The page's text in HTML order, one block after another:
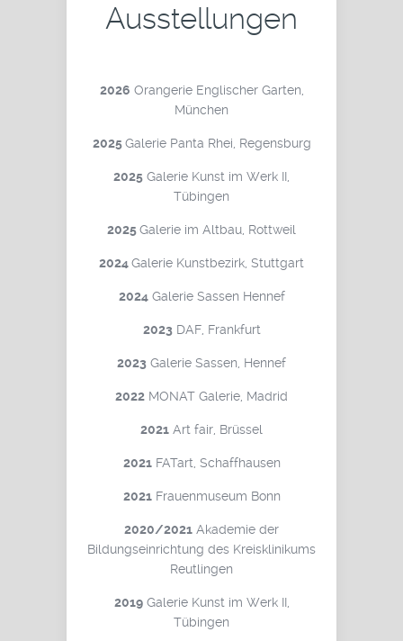
Ausstellungen
2026 Orangerie Englischer Garten,
München
2025Galerie Panta Rhei, Regensburg
2025 Galerie Kunst im Werk II,
Tübingen
2025Galerie im Altbau, Rottweil
2024Galerie Kunstbezirk, Stuttgart
2024Galerie Sassen Hennef
2023DAF, Frankfurt
2023 Galerie Sassen, Hennef
2022 MONAT Galerie, Madrid
2021 Art fair, Brüssel
2021FATart, Schaffhausen
2021Frauenmuseum Bonn
2020/2021 Akademie der
Bildungseinrichtung des Kreisklinikums
Reutlingen
2019Galerie Kunst im Werk II,
Tübingen